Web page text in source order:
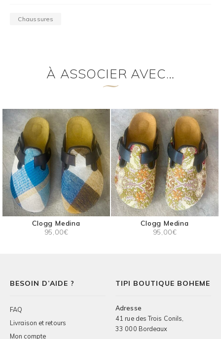
Chaussures
À ASSOCIER AVEC…
Clogg Medina
95,00€
variations.
choisies
Clogg Medina
95,00€
variations.
être
choisies
BESOIN D’AIDE ?
FAQ
Livraison et retours
Mon compte
TIPI BOUTIQUE BOHEME
Adresse
41 rue des Trois Conils,
33 000 Bordeaux